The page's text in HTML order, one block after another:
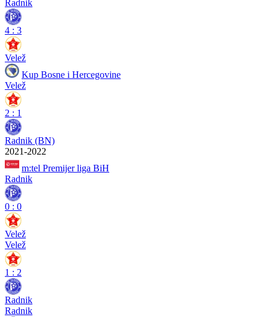
Radnik
4 : 3
Velež
Kup Bosne i Hercegovine
Velež
2 : 1
Radnik (BN)
2021-2022
m:tel Premijer liga BiH
Radnik
0 : 0
Velež
Velež
1 : 2
Radnik
Radnik